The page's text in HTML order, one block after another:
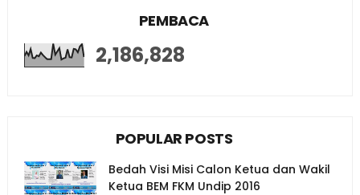
PEMBACA
2,186,828
POPULAR POSTS
Bedah Visi Misi Calon Ketua dan Wakil
Ketua BEM FKM Undip 2016